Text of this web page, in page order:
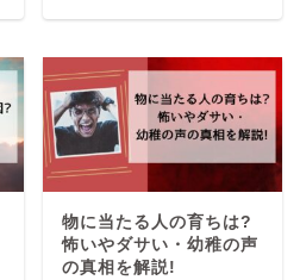
物に当たる人の育ちは?
怖いやダサい・幼稚の声
の真相を解説!